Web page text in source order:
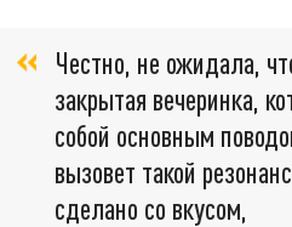
Честно, не ожидала,
закрытая вечеринка,
собой основным
вызовет такой
сделано со вкусом,